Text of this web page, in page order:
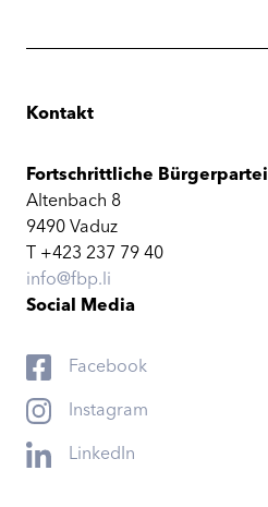
Kontakt
Fortschrittliche Bürgerpartei
Altenbach 8
9490 Vaduz
T +423 237 79 40
info@fbp.li
Social Media
Facebook
Instagram
LinkedIn